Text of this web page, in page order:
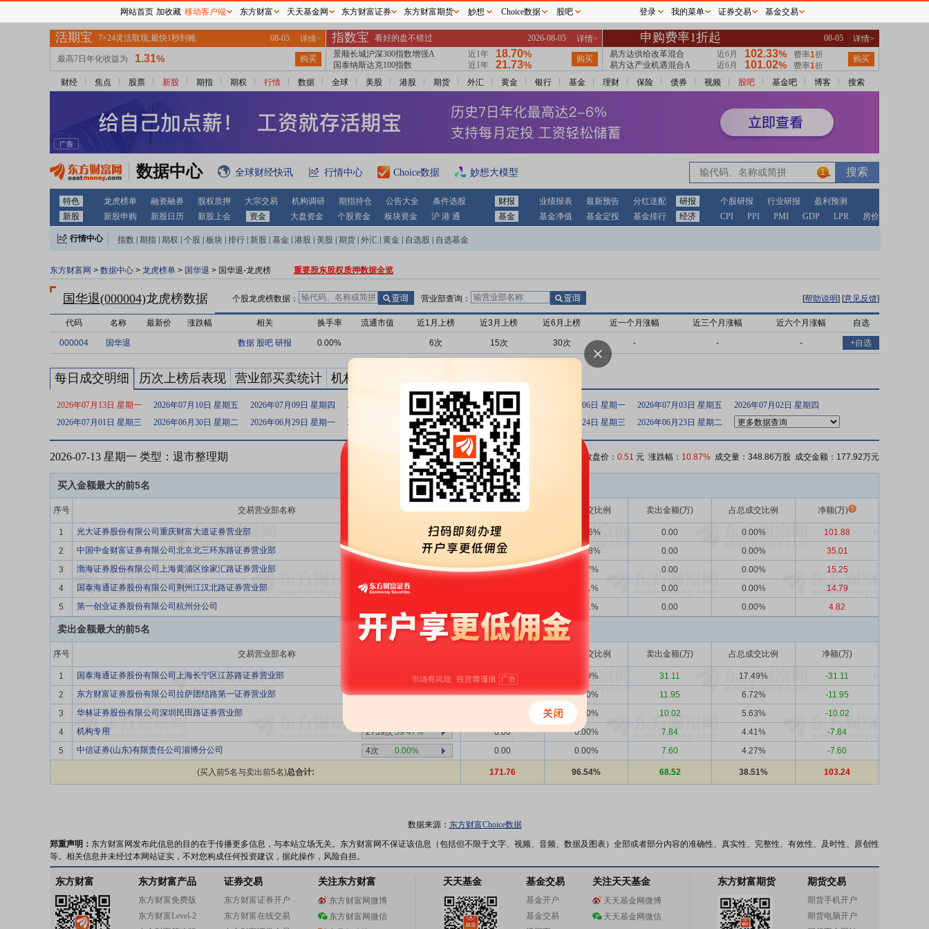
财经 焦点 股票 新股 期指 期权 行情 数据 全球 美股 港股 期货 外汇 黄金 银行 基金 理财 保险 债券 视频 股吧 基金吧 博客 搜索
数据中心 全球财经快讯 行情中心 Choice数据 妙想大模型 1
特色 龙虎榜单 融资融券 股权质押 大宗交易 机构调研 期指持仓 公告大全 条件选股 财报 业绩报表 最新预告 分红送配 研报 个股研报 行业研报
盈利预测
新股
新股申购 新股日历 新股上会 资金 大盘资金 个股资金 板块资金 沪 港 通 基金 基金净值 基金定投 基金排行 经济 CPI PPI PMI GDP LPR 房价
行情中心 指数 期指 期权 个股 板块 排行 新股 基金 港股 美股 期货 外汇 黄金 自选股 自选基金
东方财富网 > 数据中心 > 龙虎榜单 > 国华退 > 国华退-龙虎榜 重要股东股权质押数据全览
国华退(000004)龙虎榜数据 个股龙虎榜数据： 营业部查询： [帮助说明] [意见反馈]
代码 名称 最新价 涨跌幅 相关 换手率 流通市值 近1月上榜 近3月上榜 近6月上榜 近一个月涨幅 近三个月涨幅 近六个月涨幅 自选
000004 国华退 数据 股吧 研报 0.00% 6次 15次 30次 - - - +自选
每日成交明细 历次上榜后表现 营业部买卖统计 机构买卖统计
2026年07月13日 星期一 2026年07月10日 星期五 2026年07月09日 星期四 2026年07月08日 星期三 2026年07月07日 星期二 2026年07月06日 星期一 2026年07月03日 星期五
2026年07月02日 星期四
2026年07月01日 星期三
2026年06月30日 星期二 2026年06月29日 星期一 2026年06月26日 星期五 2026年06月25日 星期四 2026年06月24日 星期三 2026年06月23日 星期二
2026-07-13 星期一 类型：退市整理期 收盘价： 0.51 元 涨跌幅： 10.87% 成交量：348.86万股 成交金额：177.92万元
买入金额最大的前5名
序号 交易营业部名称 买入金额(万) 占总成交比例 卖出金额(万) 占总成交比例 净额(万)
1 光大证券股份有限公司重庆财富大道证券营业部 101.88 57.26% 0.00 0.00%
101.88
2
中国中金财富证券有限公司北京北三环东路证券营业部 1次 100.00% 35.01 19.68% 0.00 0.00%
35.01
3
渤海证券股份有限公司上海黄浦区徐家汇路证券营业部 50.00% 15.25 8.57% 0.00 0.00%
15.25
4
国泰海通证券股份有限公司荆州江汉北路证券营业部 -次 - 8.31% 0.00 0.00%
14.79
5
第一创业证券股份有限公司杭州分公司 2.71% 0.00 0.00% 4.82
卖出金额最大的前5名
序号 交易营业部名称 占总成交比例 卖出金额(万) 占总成交比例 净额(万)
1 国泰海通证券股份有限公司上海长宁区江苏路证券营业部 50.00% 0.00 0.00% 31.11 17.49%
-31.11
2
东方财富证券股份有限公司拉萨团结路第一证券营业部 385次 30.39% 0.00 0.00% 11.95 6.72%
-11.95
3
华林证券股份有限公司深圳民田路证券营业部 0.00% 10.02 5.63%
-10.02
4
机构专用 2739次39.47% 0.00 0.00% 7.84 4.41%
-7.84
5
中信证券(山东)有限责任公司淄博分公司 4次 0.00% 0.00 0.00% 7.60 4.27% -7.60
(买入前5名与卖出前5名)总合计: 171.76 96.54% 68.52 38.51% 103.24
数据来源： 东方财富Choice数据
郑重声明： 东方财富网发布此信息的目的在于传播更多信息，与本站立场无关。东方财富网不保证该信息（包括但不限于文字、视频、音频、数据及图表）全部或者部分内容的准确性、真实性、完整性、有效性、及时性、原创性
等。相关信息并未经过本网站证实，不对您构成任何投资建议，据此操作，风险自担。
网站首页 加收藏 移动客户端 东方财富 天天基金网 东方财富证券 东方财富期货 妙想 Choice数据 股吧 登录 我的菜单 证券交易 基金交易